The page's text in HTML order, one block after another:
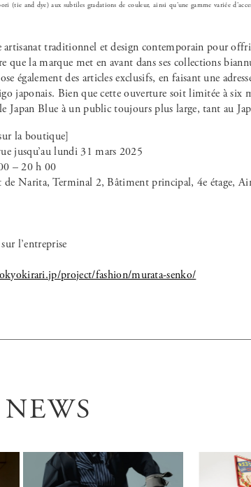
(tie and dye) aux subtiles gradations de couleur, ainsi qu’une gamme variée
traditionnel et design contemporain pour
que la marque met en avant dans ses collections
également des articles exclusifs, en faisant une
japonais. Bien que cette ouverture soit limitée à six
Japan Blue à un public toujours plus large, tant au
la boutique]
jusqu’au lundi 31 mars 2025
– 20 h 00
de Narita, Terminal 2, Bâtiment principal, 4e étage,
l’entreprise
project/fashion/murata-senko/